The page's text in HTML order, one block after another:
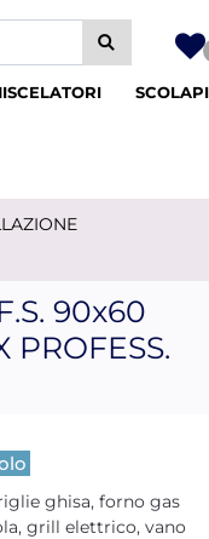
gli
90x60
PROFESS.
ghisa, forno gas
grill elettrico, vano